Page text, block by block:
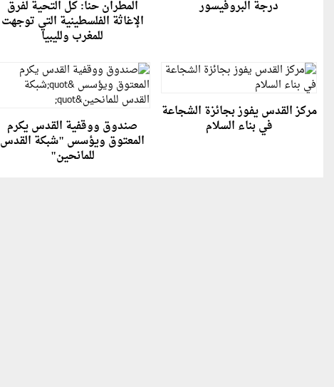
درجة البروفيسور المطران حنا: كل التحية لفرق
الإغاثة الفلسطينية التي توجهت
للمغرب ولليبيا
مركز القدس يفوز بجائزة الشجاعة
في بناء السلام صندوق ووقفية القدس يكرم
المعتوق ويؤسس "شبكة القدس
للمانحين"